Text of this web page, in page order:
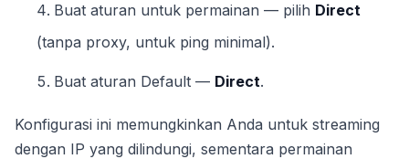
Buat aturan untuk permainan — pilih Direct
(tanpa proxy, untuk ping minimal).
Buat aturan Default — Direct.
Konfigurasi ini memungkinkan Anda untuk streaming
dengan IP yang dilindungi, sementara permainan